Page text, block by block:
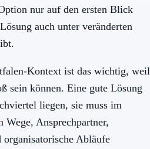
nur auf den ersten Blick
auch unter veränderten
Kontext ist das wichtig, weil
sein können. Eine gute Lösung
liegen, sie muss im
Ansprechpartner,
Abläufe